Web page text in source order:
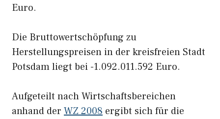
Euro.
Die Bruttowertschöpfung zu
Herstellungspreisen in der kreisfreien Stadt
Potsdam liegt bei -1.092.011.592 Euro.
Aufgeteilt nach Wirtschaftsbereichen
anhand der WZ 2008 ergibt sich für die